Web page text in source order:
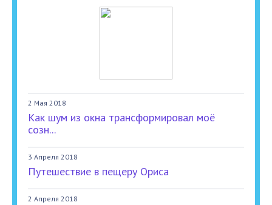
2 Мая 2018
Как шум из окна трансформировал моё
созн...
3 Апреля 2018
Путешествие в пещеру Ориса
2 Апреля 2018